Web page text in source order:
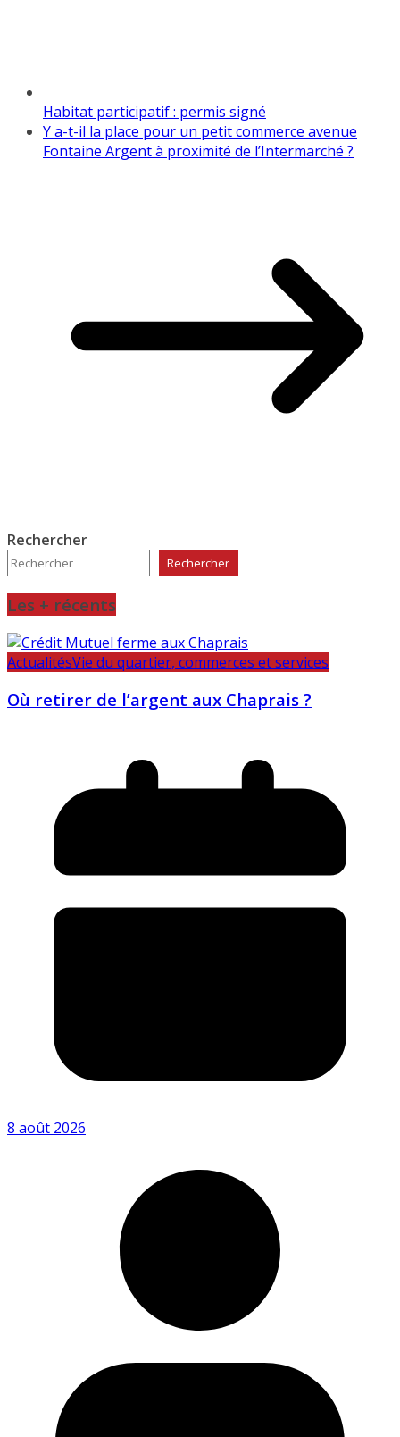
Habitat participatif : permis signé
Y a-t-il la place pour un petit commerce avenue
Fontaine Argent à proximité de l’Intermarché ?
Rechercher
Rechercher
Les + récents
ActualitésVie du quartier, commerces et services
Où retirer de l’argent aux Chaprais ?
8 août 2026